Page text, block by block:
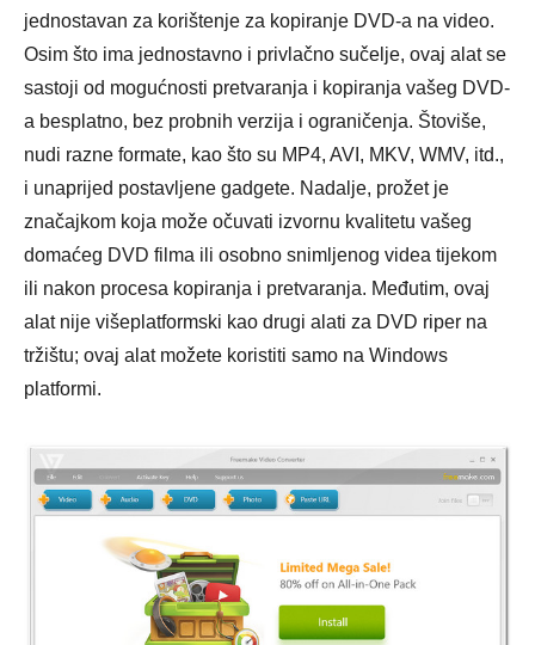
jednostavan za korištenje za kopiranje DVD-a na video.
Osim što ima jednostavno i privlačno sučelje, ovaj alat se
sastoji od mogućnosti pretvaranja i kopiranja vašeg DVD-
a besplatno, bez probnih verzija i ograničenja. Štoviše,
nudi razne formate, kao što su MP4, AVI, MKV, WMV, itd.,
i unaprijed postavljene gadgete. Nadalje, prožet je
značajkom koja može očuvati izvornu kvalitetu vašeg
domaćeg DVD filma ili osobno snimljenog videa tijekom
ili nakon procesa kopiranja i pretvaranja. Međutim, ovaj
alat nije višeplatformski kao drugi alati za DVD riper na
tržištu; ovaj alat možete koristiti samo na Windows
platformi.